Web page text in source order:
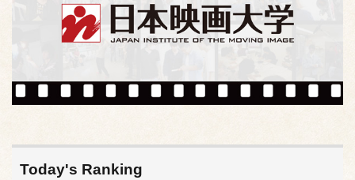
Today's Ranking